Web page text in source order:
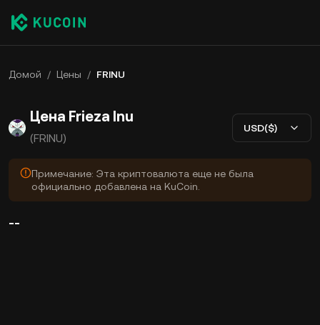
Домой / Цены / FRINU
Цена Frieza Inu
(FRINU)
USD($)
Примечание: Эта криптовалюта еще не была
официально добавлена на KuCoin.
--